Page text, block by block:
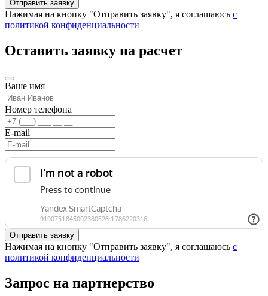
Нажимая на кнопку "Отправить заявку", я соглашаюсь с
политикой конфиденциальности
Оставить заявку на расчет
Ваше имя
Номер телефона
E-mail
Нажимая на кнопку "Отправить заявку", я соглашаюсь с
политикой конфиденциальности
Запрос на партнерство